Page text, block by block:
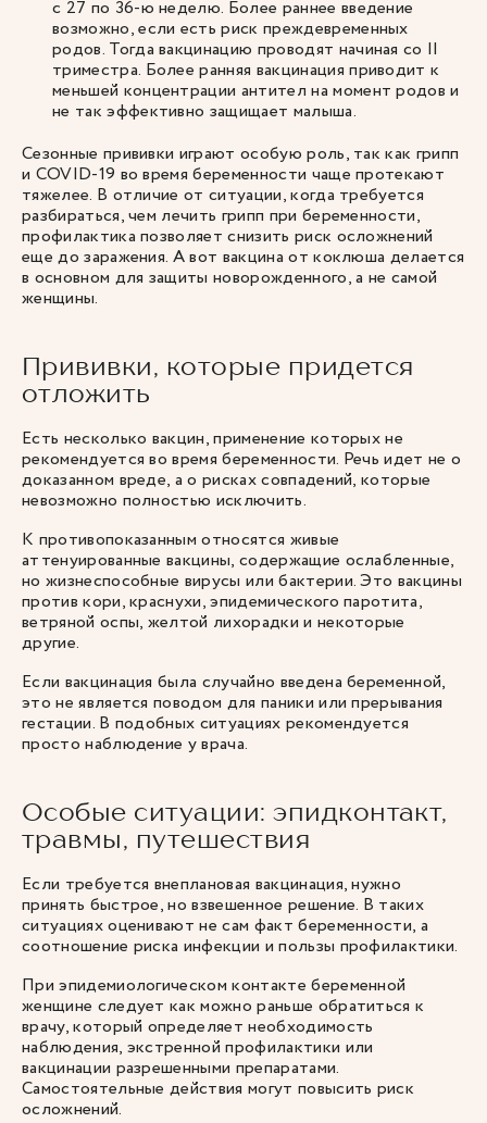
с 27 по 36-ю неделю. Более раннее введение
возможно, если есть риск преждевременных
родов. Тогда вакцинацию проводят начиная со II
триместра. Более ранняя вакцинация приводит к
меньшей концентрации антител на момент родов и
не так эффективно защищает малыша.
Сезонные прививки играют особую роль, так как грипп
и COVID-19 во время беременности чаще протекают
тяжелее. В отличие от ситуации, когда требуется
разбираться, чем лечить грипп при беременности,
профилактика позволяет снизить риск осложнений
еще до заражения. А вот вакцина от коклюша делается
в основном для защиты новорожденного, а не самой
женщины.
Прививки, которые придется
отложить
Есть несколько вакцин, применение которых не
рекомендуется во время беременности. Речь идет не о
доказанном вреде, а о рисках совпадений, которые
невозможно полностью исключить.
К противопоказанным относятся живые
аттенуированные вакцины, содержащие ослабленные,
но жизнеспособные вирусы или бактерии. Это вакцины
против кори, краснухи, эпидемического паротита,
ветряной оспы, желтой лихорадки и некоторые
другие.
Если вакцинация была случайно введена беременной,
это не является поводом для паники или прерывания
гестации. В подобных ситуациях рекомендуется
простонаблюдение у врача.
Особые ситуации: эпидконтакт,
травмы, путешествия
Если требуется внеплановая вакцинация, нужно
принять быстрое, но взвешенное решение. В таких
ситуациях оценивают не сам факт беременности, а
соотношение риска инфекции и пользы профилактики.
При эпидемиологическом контакте беременной
женщине следует как можно раньше обратиться к
врачу, который определяет необходимость
наблюдения, экстренной профилактики или
вакцинации разрешенными препаратами.
Самостоятельные действия могут повысить риск
осложнений.